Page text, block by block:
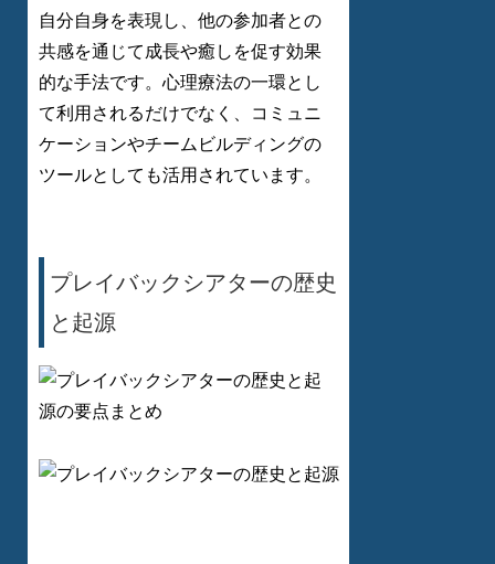
自分自身を表現し、他の参加者との
共感を通じて成長や癒しを促す効果
的な手法です。心理療法の一環とし
て利用されるだけでなく、コミュニ
ケーションやチームビルディングの
ツールとしても活用されています。
プレイバックシアターの歴史
と起源